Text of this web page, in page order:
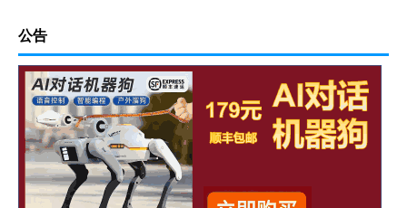
公告